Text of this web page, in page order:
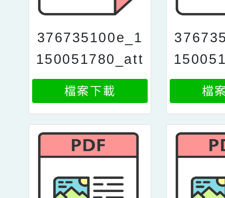
376735100e_1
150051780_att
ach5
檔案下載 檔